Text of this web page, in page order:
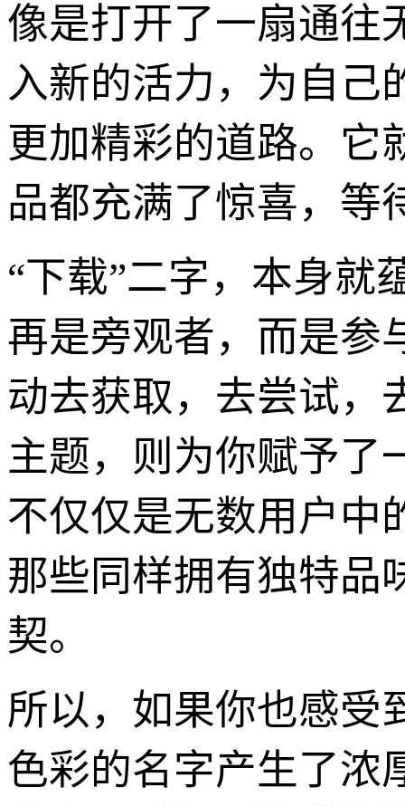
像是打开了一扇通往
入新的活力，为自己
更加精彩的道路。它
品都充满了惊喜，等
“下载”二字，本身就
再是旁观者，而是参
动去获取，去尝试，
主题，则为你赋予了
不仅仅是无数用户中
那些同样拥有独特品
契。
所以，如果你也感受
色彩的名字产生了浓